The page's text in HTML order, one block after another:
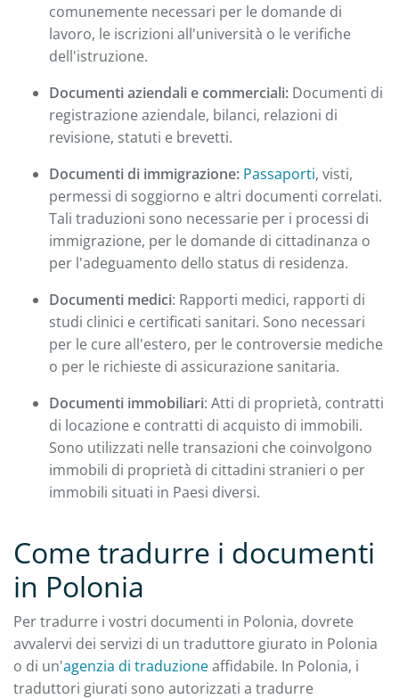
comunemente necessari per le domande di
lavoro, le iscrizioni all'università o le verifiche
dell'istruzione.
Documenti aziendali e commerciali: Documenti di
registrazione aziendale, bilanci, relazioni di
revisione, statuti e brevetti.
Documenti di immigrazione: Passaporti, visti,
permessi di soggiorno e altri documenti correlati.
Tali traduzioni sono necessarie per i processi di
immigrazione, per le domande di cittadinanza o
per l'adeguamento dello status di residenza.
Documenti medici: Rapporti medici, rapporti di
studi clinici e certificati sanitari. Sono necessari
per le cure all'estero, per le controversie mediche
o per le richieste di assicurazione sanitaria.
Documenti immobiliari: Atti di proprietà, contratti
di locazione e contratti di acquisto di immobili.
Sono utilizzati nelle transazioni che coinvolgono
immobili di proprietà di cittadini stranieri o per
immobili situati in Paesi diversi.
Come tradurre i documenti
in Polonia
Per tradurre i vostri documenti in Polonia, dovrete
avvalervi dei servizi di un traduttore giurato in Polonia
o di un'agenzia di traduzioneaffidabile. In Polonia, i
traduttori giurati sono autorizzati a tradurre